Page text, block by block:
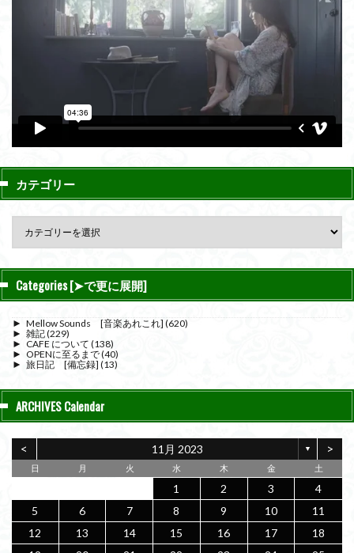
カテゴリー
Categories [➤で更に展開]
► Mellow Sounds [音楽あれこれ] (620)
► 雑記(229)
► CAFE について (138)
► OPENに至るまで(40)
► 旅日記 [備忘録] (13)
ARCHIVES Calendar
< 11月 2023 ▼ >
日 月 火 水 木 金 土
1 2 3
4
5
6 7 8 9 10
11
12
13 14 15 16 17
18